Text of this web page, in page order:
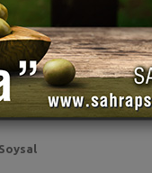
Gün Poğaçası